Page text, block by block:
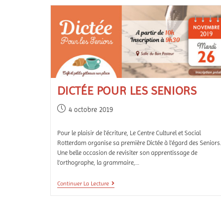
DICTÉE POUR LES SENIORS
4 octobre 2019
Pour le plaisir de l’écriture, Le Centre Culturel et Social
Rotterdam organise sa première Dictée à l’égard des Seniors.
Une belle occasion de revisiter son apprentissage de
l’orthographe, la grammaire,…
Continuer La Lecture